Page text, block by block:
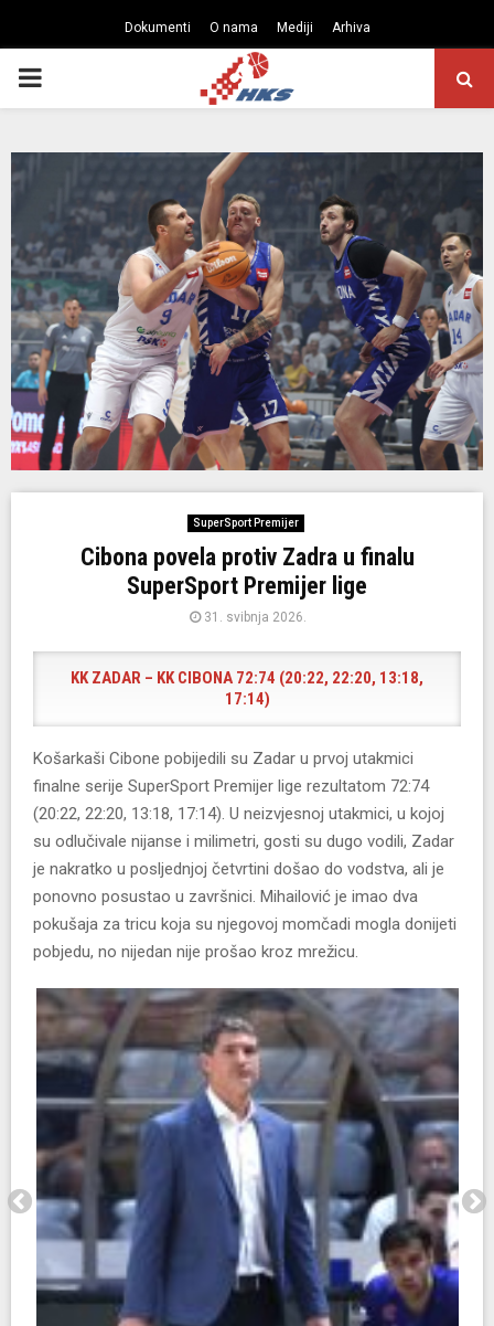
Dokumenti O nama Mediji Arhiva
PRIMARY
SuperSport Premijer
Cibona povela protiv Zadra u finalu
SuperSport Premijer lige
31. svibnja 2026.
KK ZADAR – KK CIBONA 72:74 (20:22, 22:20, 13:18,
17:14)
Košarkaši Cibone pobijedili su Zadar u prvoj utakmici
finalne serije SuperSport Premijer lige rezultatom 72:74
(20:22, 22:20, 13:18, 17:14). U neizvjesnoj utakmici, u kojoj
su odlučivale nijanse i milimetri, gosti su dugo vodili, Zadar
je nakratko u posljednjoj četvrtini došao do vodstva, ali je
ponovno posustao u završnici. Mihailović je imao dva
pokušaja za tricu koja su njegovoj momčadi mogla donijeti
pobjedu, no nijedan nije prošao kroz mrežicu.